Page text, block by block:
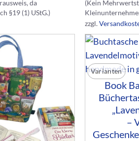
da
§19 (1) UStG.)
(Kein
zzgl.
Varianten
Book
–